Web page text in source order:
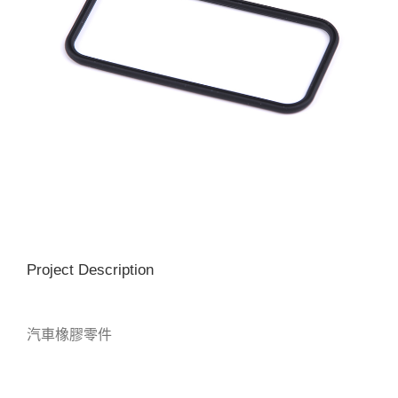
Project Description
汽車橡膠零件